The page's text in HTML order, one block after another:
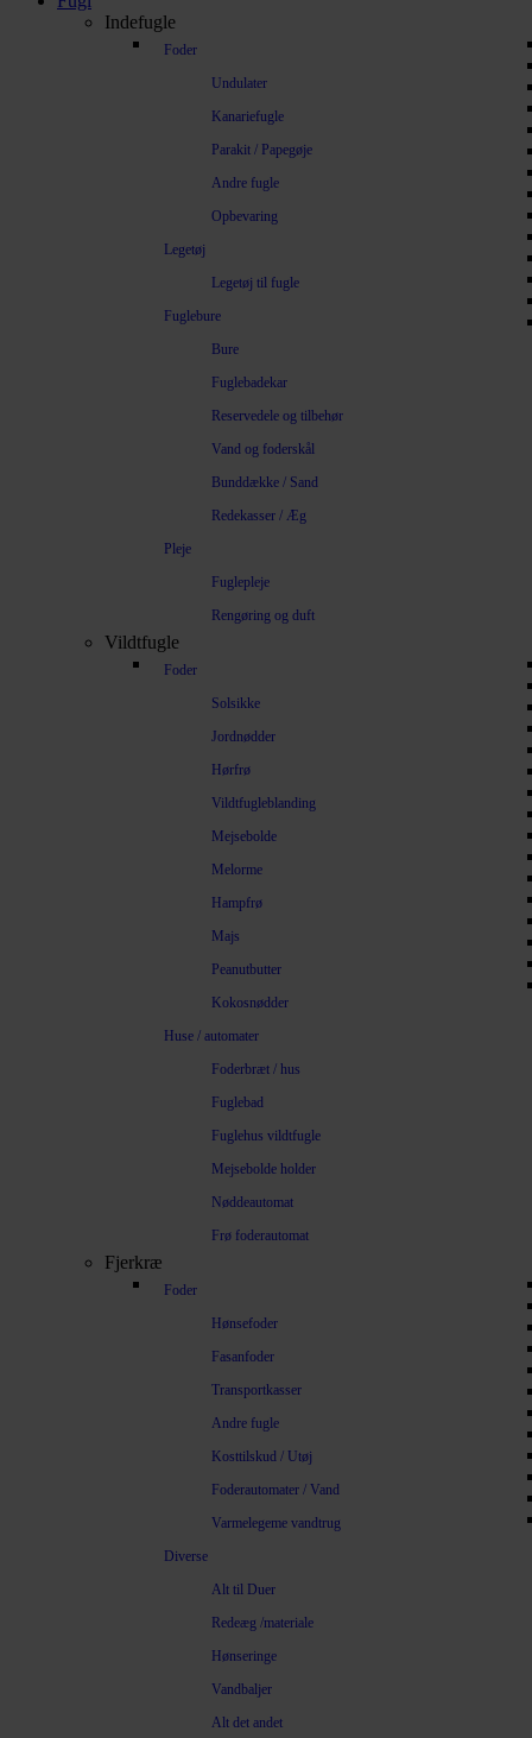
Indefugle
Foder
Undulater
Kanariefugle
Parakit / Papegøje
Andre fugle
Opbevaring
Legetøj
Legetøj til fugle
Fuglebure
Bure
Fuglebadekar
Reservedele og tilbehør
Vand og foderskål
Bunddække / Sand
Redekasser / Æg
Pleje
Fuglepleje
Rengøring og duft
Vildtfugle
Foder
Solsikke
Jordnødder
Hørfrø
Vildtfugleblanding
Mejsebolde
Melorme
Hampfrø
Majs
Peanutbutter
Kokosnødder
Huse / automater
Foderbræt / hus
Fuglebad
Fuglehus vildtfugle
Mejsebolde holder
Nøddeautomat
Frø foderautomat
Fjerkræ
Foder
Hønsefoder
Fasanfoder
Transportkasser
Andre fugle
Kosttilskud / Utøj
Foderautomater / Vand
Varmelegeme vandtrug
Diverse
Alt til Duer
Redeæg /materiale
Hønseringe
Vandbaljer
Alt det andet